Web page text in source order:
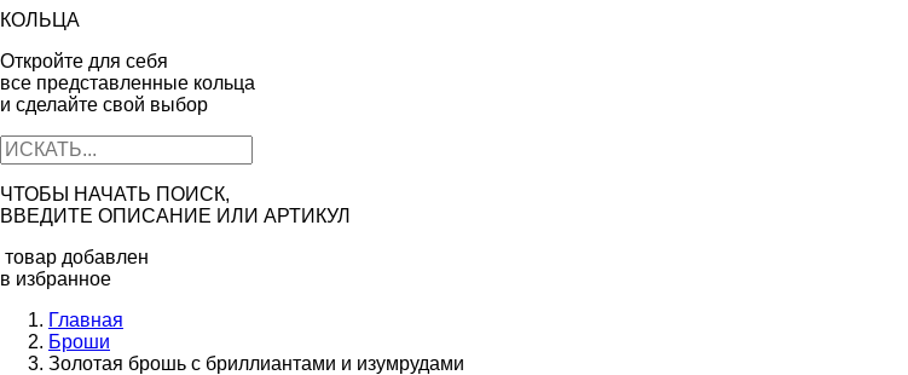
КОЛЬЦА
Откройте для себя
все представленные кольца
и сделайте свой выбор
ЧТОБЫ НАЧАТЬ ПОИСК,
ВВЕДИТЕ ОПИСАНИЕ ИЛИ АРТИКУЛ
товар добавлен
в избранное
Главная
Броши
Золотая брошь с бриллиантами и изумрудами